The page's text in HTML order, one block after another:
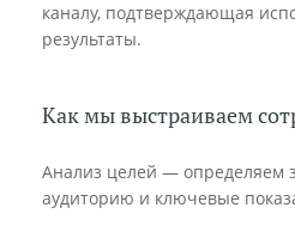
каналу, подтверждающая
результаты.
Как мы выстраиваем
Анализ целей — определяем
аудиторию и ключевые